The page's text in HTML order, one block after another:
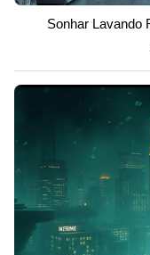
Sonhar Lavando